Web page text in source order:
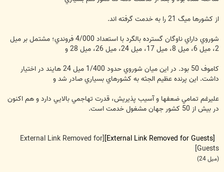
از كشورها ميگ 21 را به خدمت گرفته اند.
شوروي داراي ناوگان گسترده بالگرد با استعداد 4/000 فروندي؛ مشتمل بر ميل
2، ميل 6، ميل 8، ميل 17، ميل 24، ميل 26، ميل 28 و
كاموف 50 بود. در اين ميان شوروي حدود 1/400 ميل 24 هايند در اختيار
داشت. اين پرنده عظيم الجثه به كشورهاي بسياري صادر شد و
عليرغم تمامي ضعفها و آسيب پذيريش، قدرت تهاجمي بالايي دارد و هم اكنون
در بيش از 50 كشور جهان مشغول خدمت است.
[External Link Removed for Guests]
[External Link Removed for
Guests]
(ميل 24)